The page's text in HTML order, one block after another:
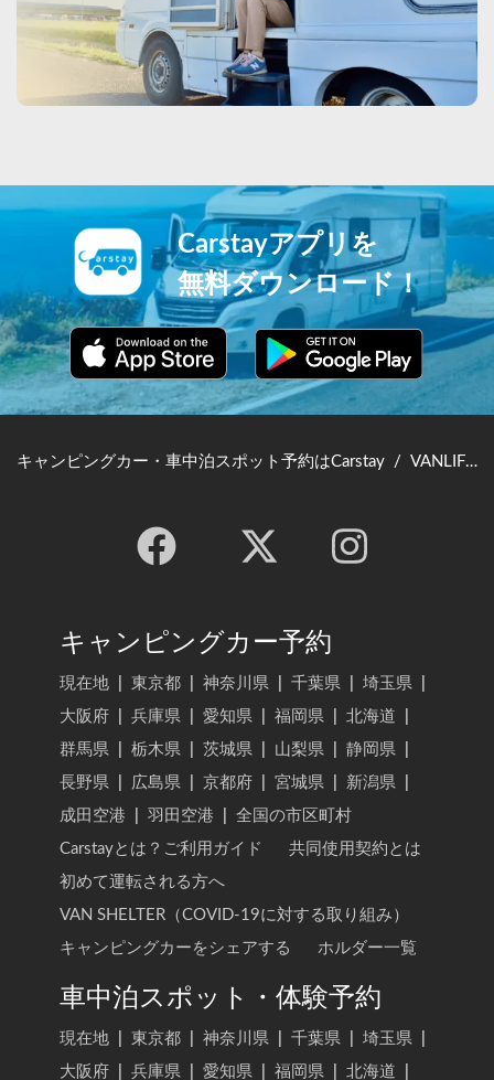
Carstayアプリを
無料ダウンロード！
キャンピングカー・車中泊スポット予約はCarstay / VANLIFE JAPAN TOP
キャンピングカー予約
現在地 東京都 神奈川県 千葉県 埼玉県
大阪府
兵庫県 愛知県 福岡県 北海道
群馬県
栃木県 茨城県 山梨県 静岡県
長野県
広島県 京都府 宮城県 新潟県
成田空港
羽田空港
全国の市区町村
Carstayとは？ご利用ガイド
共同使用契約とは
初めて運転される方へ
VAN SHELTER（COVID-19に対する取り組み）
キャンピングカーをシェアする
ホルダー一覧
車中泊スポット・体験予約
現在地 東京都 神奈川県 千葉県 埼玉県
大阪府
兵庫県 愛知県 福岡県 北海道